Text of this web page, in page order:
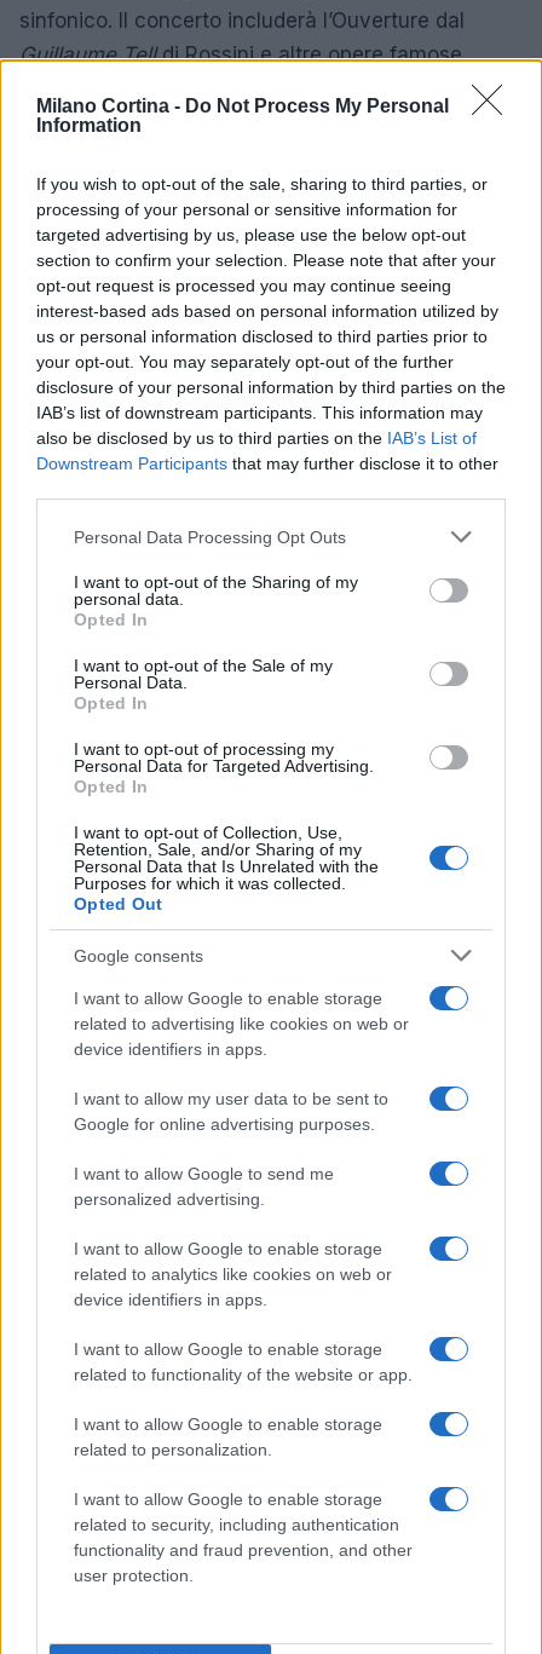
Milano Cortina - Do Not Process My Personal
Information
If you wish to opt-out of the sale, sharing to third parties, or
processing of your personal or sensitive information for
targeted advertising by us, please use the below opt-out
section to confirm your selection. Please note that after your
opt-out request is processed you may continue seeing
interest-based ads based on personal information utilized by
us or personal information disclosed to third parties prior to
your opt-out. You may separately opt-out of the further
disclosure of your personal information by third parties on the
IAB’s list of downstream participants. This information may
also be disclosed by us to third parties on the IAB’s List of
Downstream Participants that may further disclose it to other
Please note that this website/app uses one or more Google
not limited to your visit or usage behaviour. You may click to
grant or deny consent to Google and its third-party tags to
use your data for below specified purposes in below Google
consent section.
Personal Data Processing Opt Outs
I want to opt-out of the Sharing of my
personal data.
Opted In
I want to opt-out of the Sale of my
Personal Data.
Opted In
I want to opt-out of processing my
Personal Data for Targeted Advertising.
Opted In
I want to opt-out of Collection, Use,
Retention, Sale, and/or Sharing of my
Personal Data that Is Unrelated with the
Purposes for which it was collected.
Opted Out
Google consents
I want to allow Google to enable storage
related to advertising like cookies on web or
device identifiers in apps.
I want to allow my user data to be sent to
Google for online advertising purposes.
I want to allow Google to send me
personalized advertising.
I want to allow Google to enable storage
related to analytics like cookies on web or
device identifiers in apps.
I want to allow Google to enable storage
related to functionality of the website or app.
I want to allow Google to enable storage
related to personalization.
I want to allow Google to enable storage
related to security, including authentication
functionality and fraud prevention, and other
user protection.
sinfonico. Il concerto includerà l’Ouverture dal
Guillaume Telldi Rossini e altre opere famose.
Il giorno successivo, al teatro Sociale, si terrà un
esibirà con unvioloncello di ghiaccio, rendendo
l’evento unico e innovativo. Questo concerto
promette di essere un’esperienza emozionante,
unendo musica e arte in un contesto straordinario.
AUTORE
Susanna Cardinale
Susanna Cardinale ha ritrovato una serie di
lettere d'epoca nel fondo parrocchiale di
redige dossier e guide tematiche. Ha studi
nelle librerie veronesi.
Continua a leggere
NEWS
emozioni e canti